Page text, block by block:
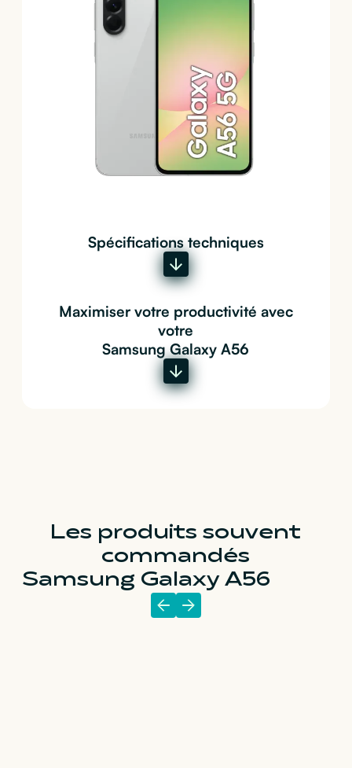
Spécifications techniques
Maximiser votre productivité avec
votre
Samsung Galaxy A56
Les produits souvent
commandés
Samsung Galaxy A56